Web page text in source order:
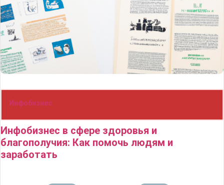
Инфобизнес
Инфобизнес в сфере здоровья и
благополучия: Как помочь людям и
заработать